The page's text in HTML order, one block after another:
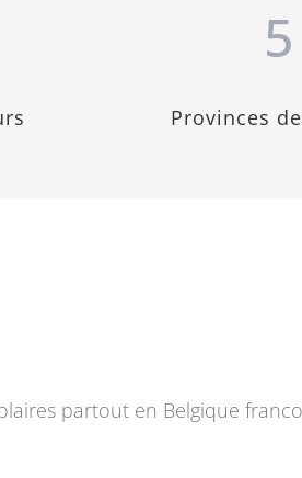
5
Provinces
partout en Belgique